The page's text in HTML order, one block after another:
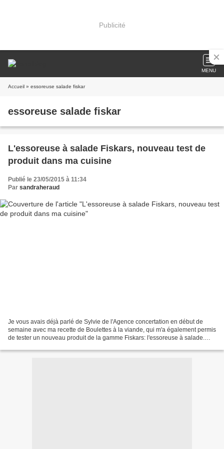
Publicité
MENU
Accueil » essoreuse salade fiskar
essoreuse salade fiskar
L'essoreuse à salade Fiskars, nouveau test de
produit dans ma cuisine
Publié le 23/05/2015 à 11:34
Par sandraheraud
Je vous avais déjà parlé de Sylvie de l'Agence concertation en début de
semaine avec ma recette de Boulettes à la viande, qui m'a également permis
de tester un nouveau produit de la gamme Fiskars: l'essoreuse à salade.